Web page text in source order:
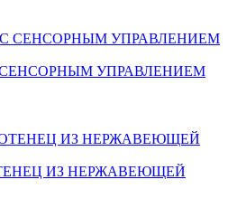
УПРАВЛЕНИЕМ
ИЗ НЕРЖАВЕЮЩЕЙ